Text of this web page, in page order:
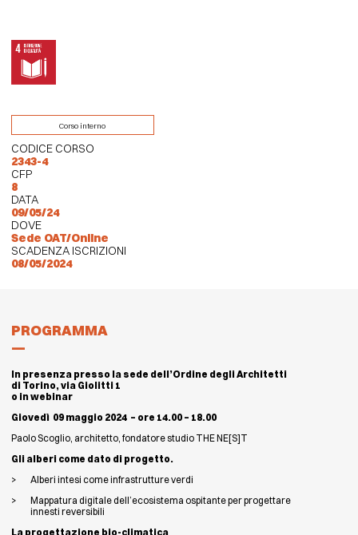
Corso interno
CODICE CORSO
2343-4
CFP
8
DATA
09/05/24
DOVE
Sede OAT/Online
SCADENZA ISCRIZIONI
08/05/2024
PROGRAMMA
In presenza presso la sede dell’Ordine degli Architetti
di Torino, via Giolitti 1
o in webinar
Giovedì 09 maggio 2024 – ore 14.00 – 18.00
Paolo Scoglio, architetto, fondatore studio THE NE[S]T
Gli alberi come dato di progetto.
Alberi intesi come infrastrutture verdi
Mappatura digitale dell’ecosistema ospitante per progettare
innesti reversibili
La progettazione bio-climatica